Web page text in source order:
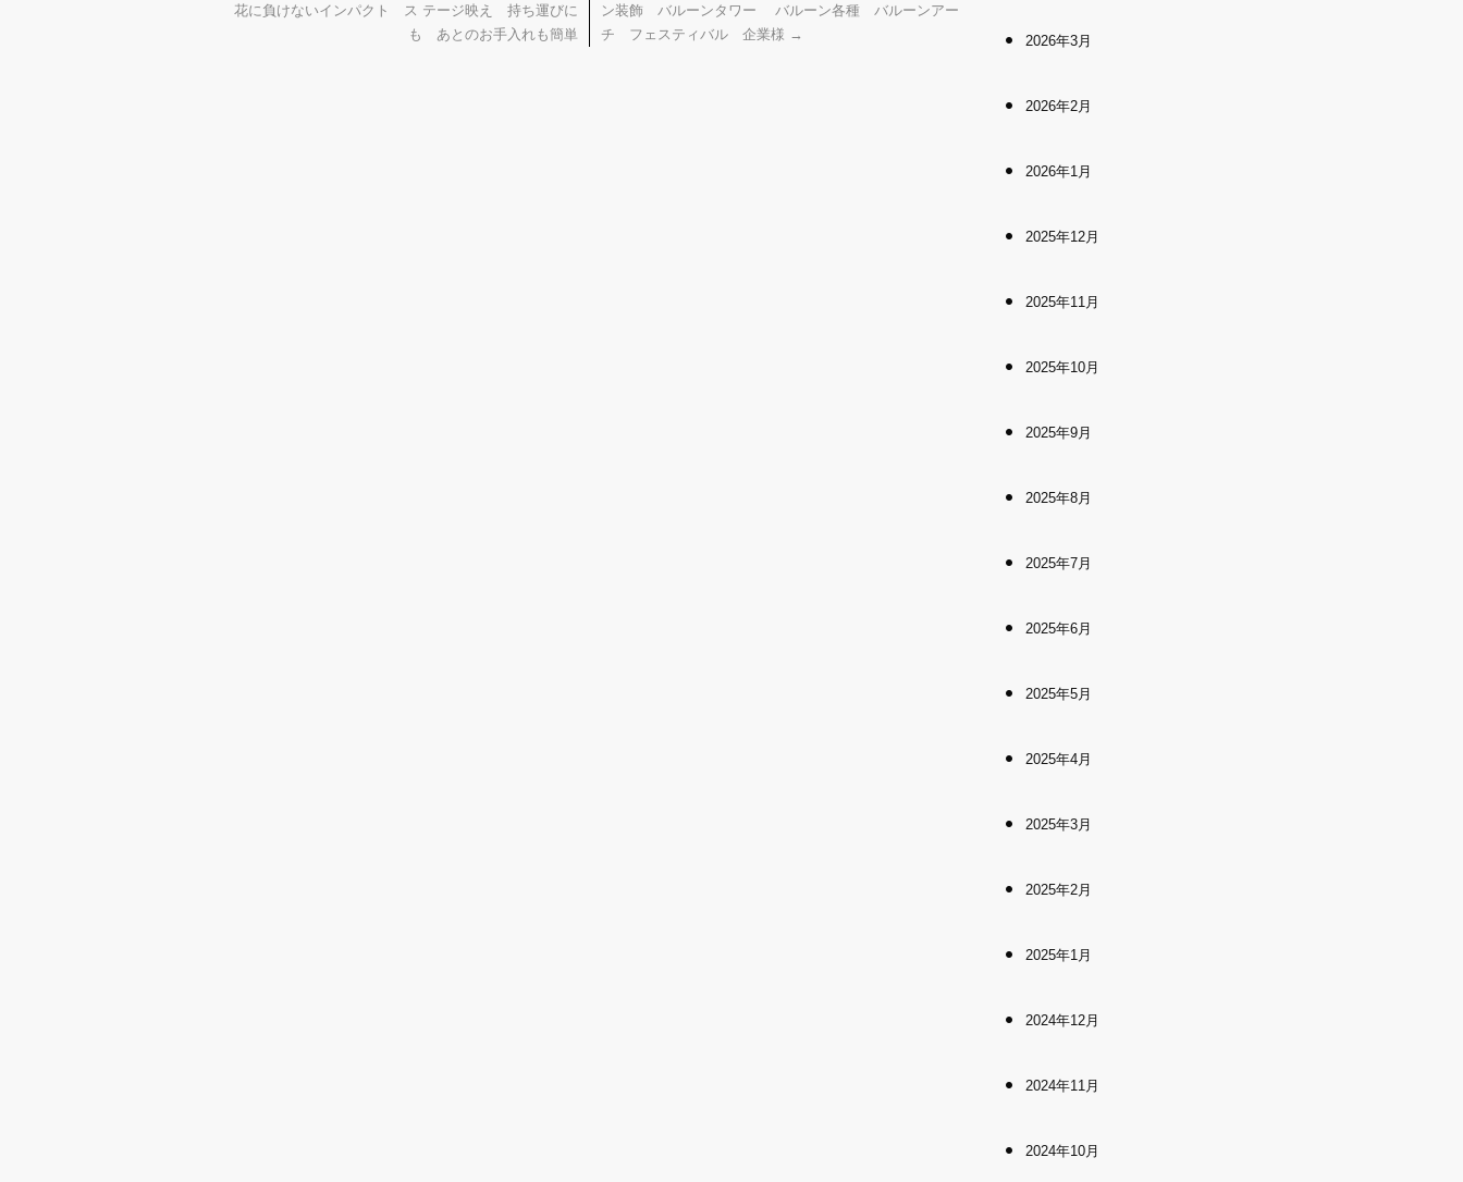
花に負けないインパクト ス テージ映え 持ち運びに
も あとのお手入れも簡単
ン装飾 バルーンタワー バルーン各種 バルーンアー
チ フェスティバル 企業様 → 2026年3月
2026年2月
2026年1月
2025年12月
2025年11月
2025年10月
2025年9月
2025年8月
2025年7月
2025年6月
2025年5月
2025年4月
2025年3月
2025年2月
2025年1月
2024年12月
2024年11月
2024年10月